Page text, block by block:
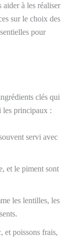
aider à les réaliser
sur le choix des
pour
clés qui
les principaux :
servi avec
et le piment sont
les lentilles, les
et poissons frais,